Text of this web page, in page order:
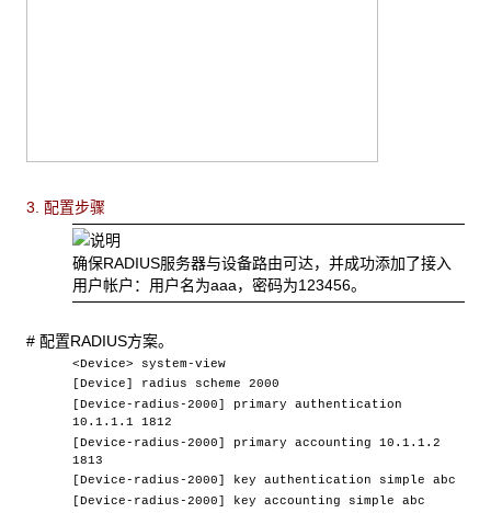
3. 配置步骤
确保RADIUS服务器与设备路由可达，并成功添加了接入
用户帐户：用户名为aaa，密码为123456。
# 配置RADIUS方案。
<Device> system-view
[Device] radius scheme 2000
[Device-radius-2000] primary authentication
10.1.1.1 1812
[Device-radius-2000] primary accounting 10.1.1.2
1813
[Device-radius-2000] key authentication simple abc
[Device-radius-2000] key accounting simple abc